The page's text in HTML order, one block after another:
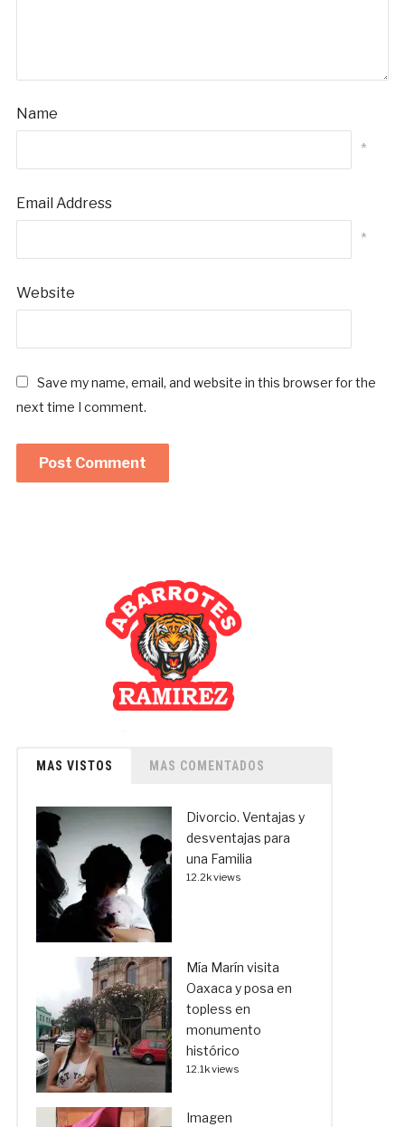
Name
*
Email Address
*
Website
Save my name, email, and website in this browser for the
next time I comment.
MAS VISTOS MAS COMENTADOS
Divorcio. Ventajas y
desventajas para
una Familia
12.2k views
Mía Marín visita
Oaxaca y posa en
topless en
monumento
histórico
12.1k views
Imagen